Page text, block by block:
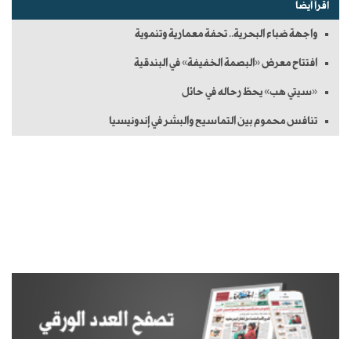
اقرأ أيضاً
واجهة ضباء البحرية.. تحفة معمارية وتنموية
افتتاح معرض «البصمة الخفيفة» في البندقية
«سيتي هب» يحطّ رحاله في حائل
تنافس محموم بين التماسيح والبشر في إندونيسيا